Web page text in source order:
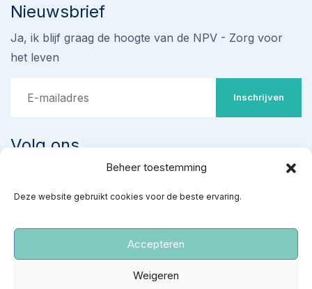
Beheer toestemming
Deze website gebruikt cookies voor de beste ervaring.
Accepteren
Weigeren
Nieuwsbrief
Ja, ik blijf graag de hoogte van de NPV - Zorg voor
het leven
Inschrijven
Volg ons
‘ziekenhuisabortus’ 22-24
‘Red gezonde baby’s van een kille dood’